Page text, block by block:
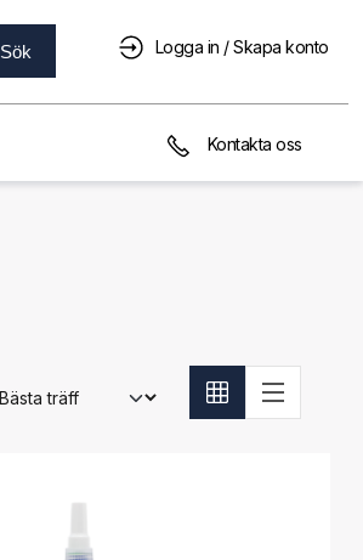
Sök Logga in / Skapa konto
Kontakta oss